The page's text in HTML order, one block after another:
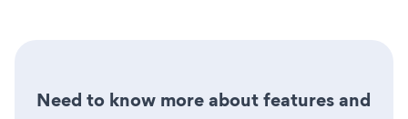
Need to know more about features and